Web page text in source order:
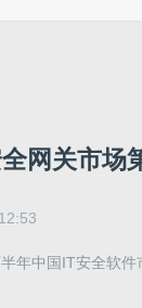
网关市场
年中国IT安全软件